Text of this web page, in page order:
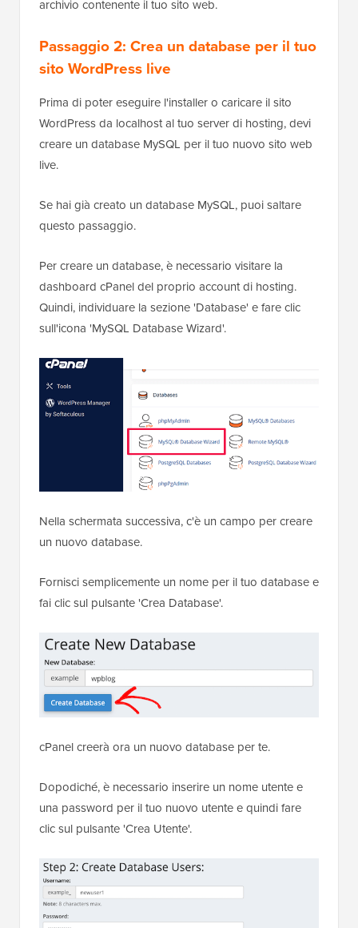
archivio contenente il tuo sito web.
Passaggio 2: Crea un database per il tuo
sito WordPress live
Prima di poter eseguire l'installer o caricare il sito
WordPress da localhost al tuo server di hosting, devi
creare un database MySQL per il tuo nuovo sito web
live.
Se hai già creato un database MySQL, puoi saltare
questo passaggio.
Per creare un database, è necessario visitare la
dashboard cPanel del proprio account di hosting.
Quindi, individuare la sezione 'Database' e fare clic
sull'icona 'MySQL Database Wizard'.
Nella schermata successiva, c'è un campo per creare
un nuovo database.
Fornisci semplicemente un nome per il tuo database e
fai clic sul pulsante 'Crea Database'.
cPanel creerà ora un nuovo database per te.
Dopodiché, è necessario inserire un nome utente e
una password per il tuo nuovo utente e quindi fare
clic sul pulsante 'Crea Utente'.